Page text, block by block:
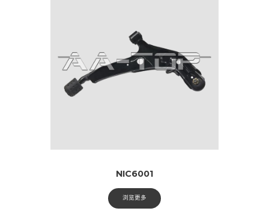
NIC6001
浏览更多